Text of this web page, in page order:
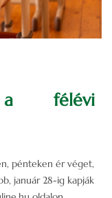
félévi
pénteken ér véget,
január 28-ig kapják